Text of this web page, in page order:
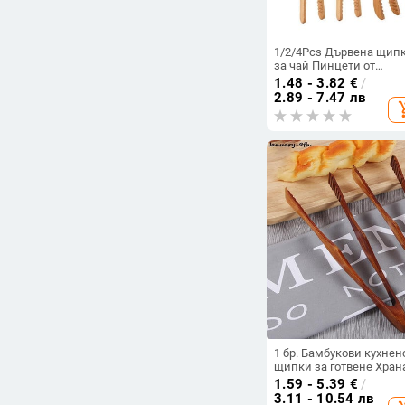
1/2/4Pcs Дървена
за чай Пинцети от
естествен бамбук
Кухненска салата Тост
храна За готвене на
Аксесоари за захар на
1.48 - 3.82 € /
2.89 - 7.47 лв
1 бр. Бамбукови
щипки за готвене
Инструмент за барбекю
Салата Бекон Пържола
1.59 - 5.39 € /
3.11 - 10.54 лв